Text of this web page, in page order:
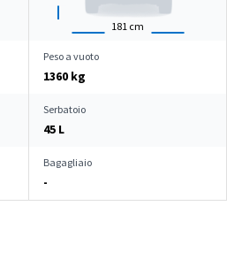
181 cm
Peso a vuoto
1360 kg
Serbatoio
45 L
Bagagliaio
-